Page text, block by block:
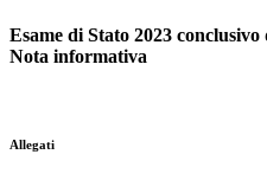
Esame di Stato 2023
Nota informativa
Allegati